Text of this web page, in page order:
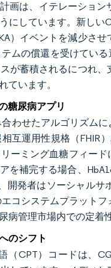
画は、イテレーショ
にしています。新し
）イベントを減少さ
ムの償還を受けてい
が蓄積されるにつれ
ています。
糖尿病アプリ
わせたアルゴリズム
互運用性規格（FHIR
ーミング血糖フィード
補完する場合、
発者はソーシャル
コシステムプラット
管理市場内での定着
のシフト
（CPT）コードは、